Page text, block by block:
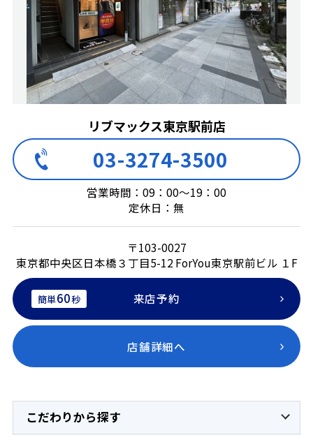
リブマックス東京駅前店
03-3274-3500
営業時間：09：00～19：00
定休日：無
〒103-0027
東京都中央区日本橋３丁目5-12 ForYou東京駅前ビル １F
簡単60秒 来店予約
店舗詳細へ
こだわりから探す